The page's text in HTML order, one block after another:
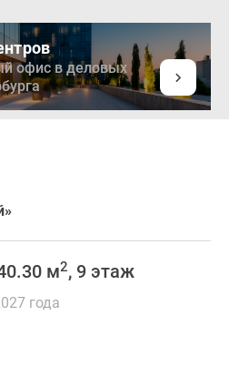
офис в деловых
м2, 9 этаж
года